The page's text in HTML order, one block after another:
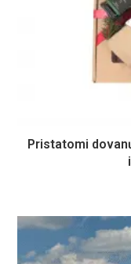
Pristatomi